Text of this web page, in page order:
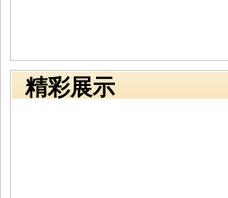
精彩展示